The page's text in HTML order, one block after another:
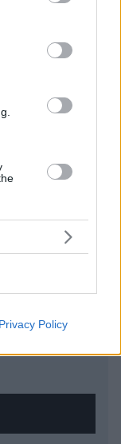
party tags to
in below Google
Privacy Policy